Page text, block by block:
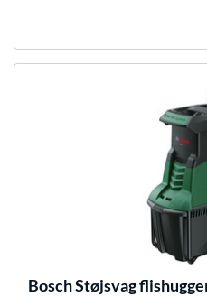
BoschStøjsvag